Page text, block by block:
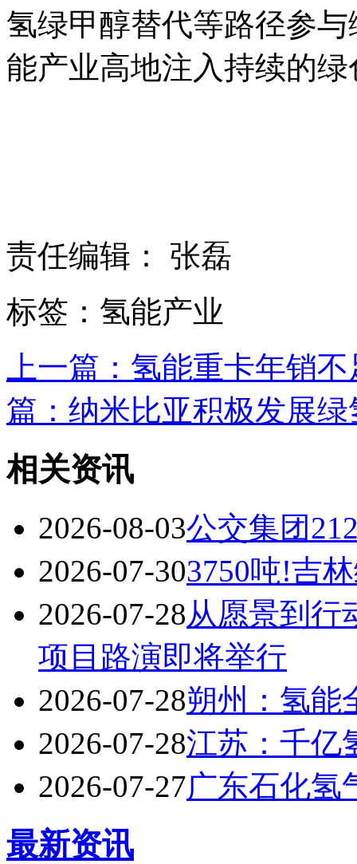
氢绿甲醇替代等路径参
能产业高地注入持续的
责任编辑： 张磊
标签：氢能产业
上一篇：氢能重卡年销
篇：纳米比亚积极发展绿
相关资讯
2026-08-03公交集团
2026-07-303750吨!吉
2026-07-28从愿景到行
项目路演即将举行
2026-07-28朔州：氢能
2026-07-28江苏：千亿
2026-07-27广东石化氢
最新资讯